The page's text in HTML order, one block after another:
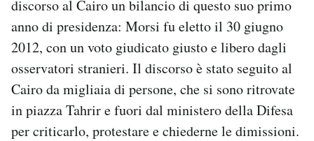
AREA PERSONALE
Notifiche mobile
Regala il Post
Hai bisogno di aiuto?
discorso al Cairo un bilancio di questo suo primo
anno di presidenza: Morsi fu eletto il 30 giugno
2012, con un voto giudicato giusto e libero dagli
osservatori stranieri. Il discorso è stato seguito al
Cairo da migliaia di persone, che si sono ritrovate
in piazza Tahrir e fuori dal ministero della Difesa
per criticarlo, protestare e chiederne le dimissioni.